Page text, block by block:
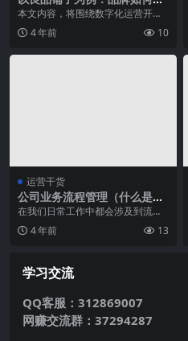
好数字化运营？
本文内容，将围绕数字化运营开启
全渠道增长，为大家分享良品铺子
的成功经验。 作者：...
4 年前 10
运营干货
公司业务流程管理（什么是业
务流程管理）
在我们日常工作中都会涉及到流程
管理，流程又分工作流程和业务流
程，那到底什么是业务...
4 年前 13
学习交流
QQ客服：312869007
网赚交流群：37294287